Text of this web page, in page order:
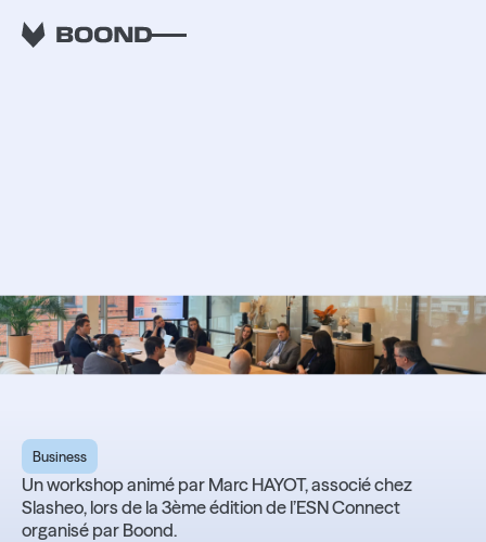
RETOUR
Business
Un workshop animé par Marc HAYOT, associé chez
Slasheo, lors de la 3ème édition de l’ESN Connect
organisé par Boond.